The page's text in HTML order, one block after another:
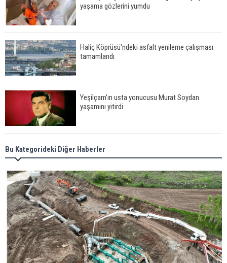
yaşama gözlerini yumdu
Haliç Köprüsü'ndeki asfalt yenileme çalışması
tamamlandı
Yeşilçam'ın usta yonucusu Murat Soydan
yaşamını yitirdi
Meral Akşener ile Müsavat Dervişoğlu cenazede
görüntülendi
29 Mayıs okullar tatil mi?
Bilim kurgu gerçekleşiyor... Dondurulmuş
insanları hayata döndürecek keşif
Bu Kategorideki Diğer Haberler